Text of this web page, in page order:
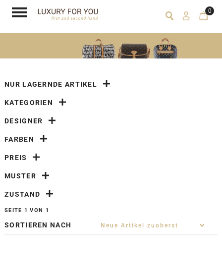
0
NUR LAGERNDE ARTIKEL
KATEGORIEN
DESIGNER
FARBEN
PREIS
MUSTER
ZUSTAND
SEITE 1 VON 1
SORTIEREN NACH